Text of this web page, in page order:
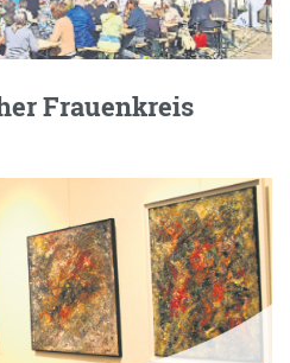
Frauenkreis